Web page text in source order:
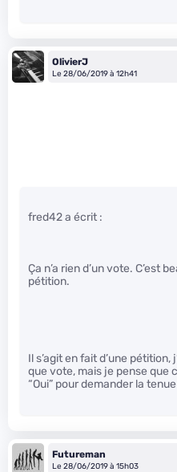
OlivierJ
Le 28/06/2019 à 12h41
fred42 a écrit :
Ça n’a rien d’un vote. C’est
pétition.
Il s’agit en fait d’une
que vote, mais je pense que
“Oui” pour demander la
Futureman
Le 28/06/2019 à 15h03